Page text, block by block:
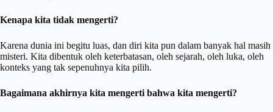
Kenapa kita tidak mengerti?
Karena dunia ini begitu luas, dan diri kita pun dalam banyak hal masih
misteri. Kita dibentuk oleh keterbatasan, oleh sejarah, oleh luka, oleh
konteks yang tak sepenuhnya kita pilih.
Bagaimana akhirnya kita mengerti bahwa kita mengerti?